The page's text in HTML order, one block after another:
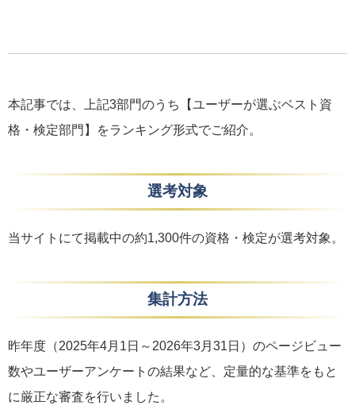
本記事では、上記3部門のうち【ユーザーが選ぶベスト資
格・検定部門】をランキング形式でご紹介。
選考対象
当サイトにて掲載中の約1,300件の資格・検定が選考対象。
集計方法
昨年度（2025年4月1日～2026年3月31日）のページビュー
数やユーザーアンケートの結果など、定量的な基準をもと
に厳正な審査を行いました。